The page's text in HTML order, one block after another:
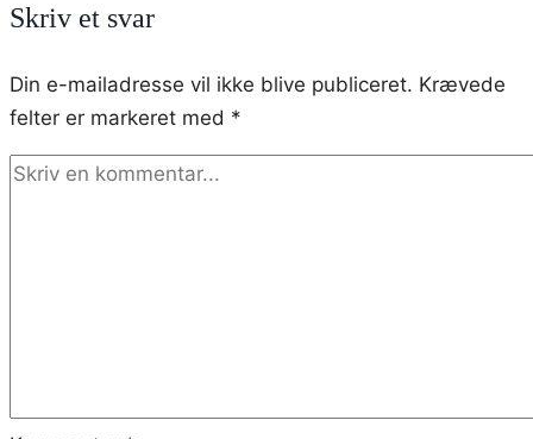
Skriv et svar
Din e-mailadresse vil ikke blive publiceret. Krævede
felter er markeret med *